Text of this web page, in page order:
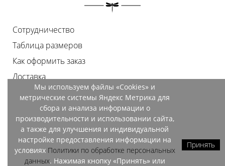
Сотрудничество
Таблица размеров
Как оформить заказ
Доставка
Оплата
Возврат
Документы
Контакты
Магазины
Мы используем файлы «Cookies» и
метрические системы Яндекс Метрика для
сбора и анализа информации о
производительности и использовании сайта,
а также для улучшения и индивидуальной
настройке предоставления информации на
условиях Политики по обработке персональных
данных. Нажимая кнопку «Принять» или
Принять